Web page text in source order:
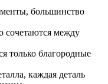
большинство
сочетаются между
только благородные
каждая деталь